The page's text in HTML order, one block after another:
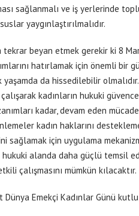
sağlanmalı ve iş yerlerinde
yaygınlaştırılmalıdır.
tekrar beyan etmek gerekir ki 8
hatırlamak için önemli bir
da hissedilebilir
kadınların hukuki
kadar, devam eden
kadın haklarını
için uygulama
hukuki alanda daha güçlü temsil
çalışmasını mümkün kılacaktır.
Dünya Emekçi Kadınlar Günü